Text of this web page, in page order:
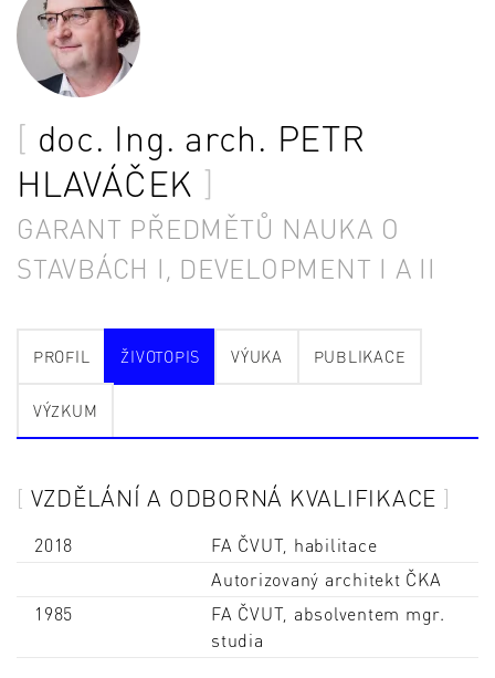
doc. Ing. arch. PETR
HLAVÁČEK
GARANT PŘEDMĚTŮ NAUKA O
STAVBÁCH I, DEVELOPMENT I A II
PROFIL ŽIVOTOPIS VÝUKA PUBLIKACE
VÝZKUM
VZDĚLÁNÍ A ODBORNÁ KVALIFIKACE
2018
FA ČVUT, habilitace
Autorizovaný architekt ČKA
1985
FA ČVUT, absolventem mgr.
studia